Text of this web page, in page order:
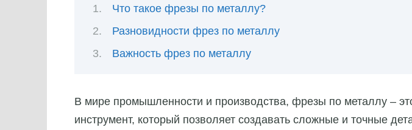
Что такое фрезы по металлу?
Разновидности фрез по металлу
Важность фрез по металлу
В мире промышленности и производства, фрезы по металлу –
инструмент, который позволяет создавать сложные и точные